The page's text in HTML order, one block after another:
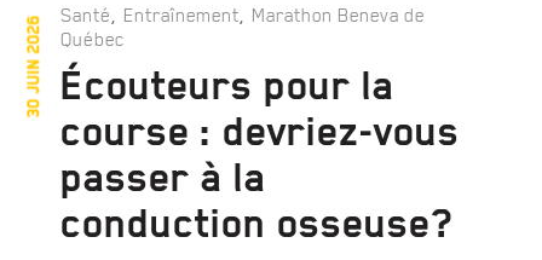
30 juin 2026
Santé, Entraînement, Marathon Beneva de
Québec
Écouteurs pour la
course : devriez-vous
passer à la
conduction osseuse?